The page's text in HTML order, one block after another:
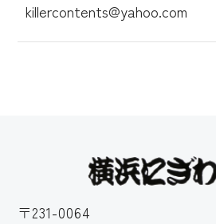
killercontents@yahoo.com
〒231-0064